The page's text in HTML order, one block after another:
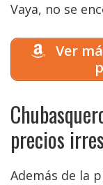
Vaya, no se
Ver
precios
Además de la